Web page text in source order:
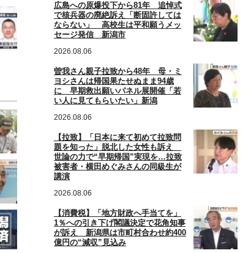
広島への原爆投下から81年 追悼式
で核兵器の廃絶訴え「断固許しては
ならない」 高校生は平和願うメッ
セージ発信 新潟市
2026.08.06
曽我さん親子拉致から48年 母・ミ
ヨシさんは帰国果たせぬまま94歳
に 早期救出願いパネル展開催「若
い人に見てもらいたい」新潟
2026.08.06
【拉致】「日本に来て初めて拉致問
題を知った」脱北した女性も訴え
世論の力で“早期帰国”実現を…拉致
被害者・横田めぐみさんの同級生が
講演
2026.08.06
【消費税】「地方財政へ手当てを」
1％への引き下げ閣議決定で花角知事
が訴え 新潟県は市町村合わせ約400
億円の“減収”見込み